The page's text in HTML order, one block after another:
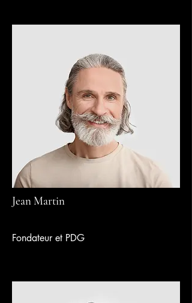
Jean Martin
Fondateur et PDG